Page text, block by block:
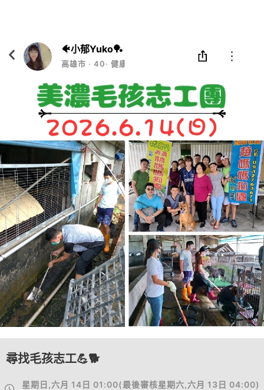
🐠小郁Yuko🏓
高雄市 ‧ 40‧ 健康管理師∣運動教練∣故事老師∣毛孩志工
尋找毛孩志工💪🐕
星期日,六月 14日 01:00(最後審核星期六,六月 13日 04:00)